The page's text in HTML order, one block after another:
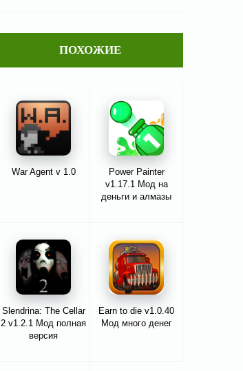
ПОХОЖИЕ
War Agent v 1.0
Power Painter
v1.17.1 Мод на
деньги и алмазы
Slendrina: The Cellar
2 v1.2.1 Мод полная
версия
Earn to die v1.0.40
Мод много денег